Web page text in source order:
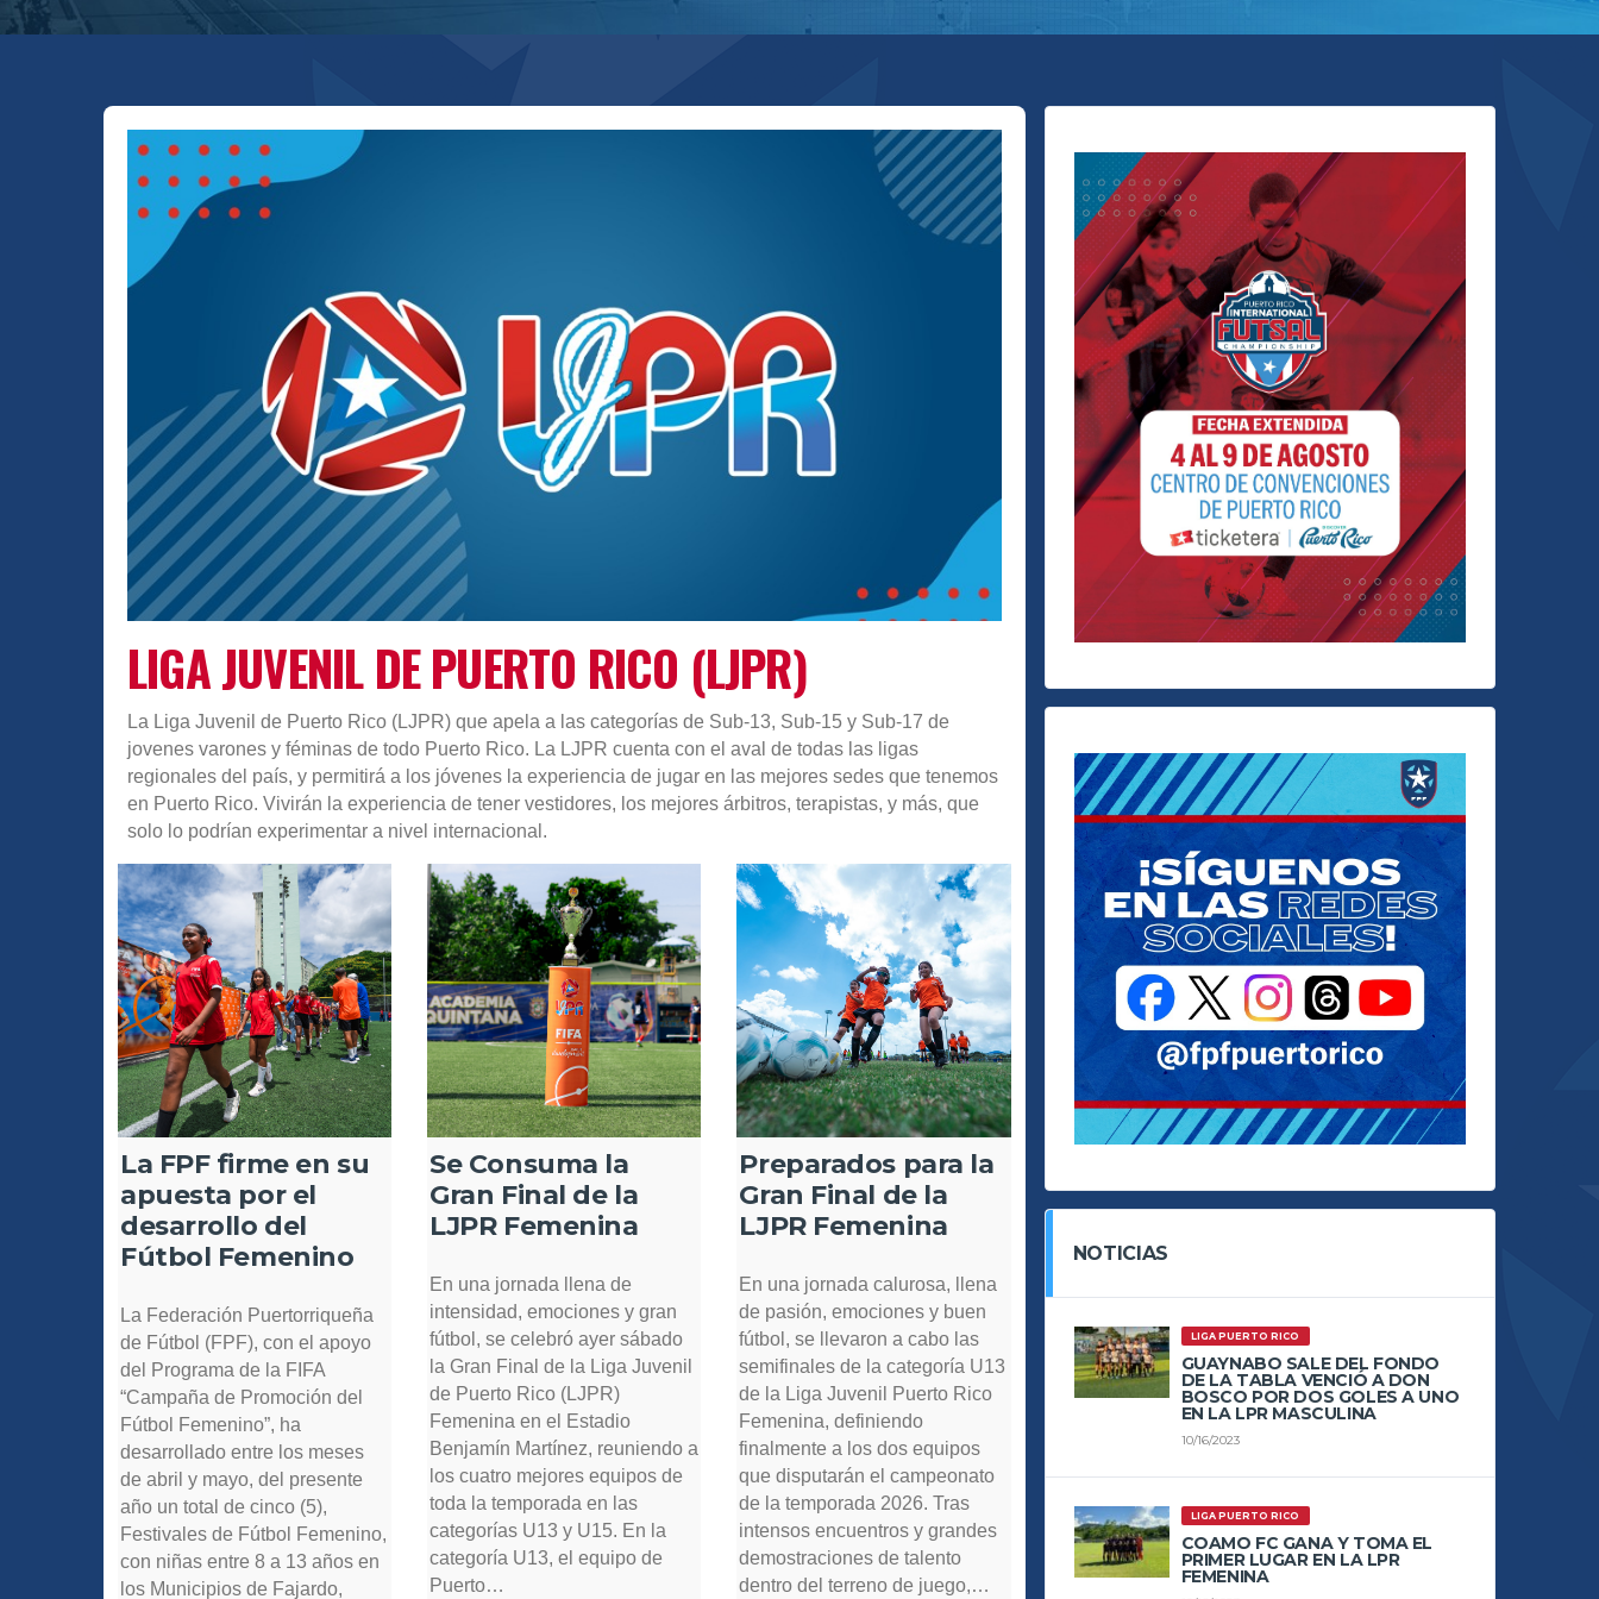
LIGA JUVENIL DE PUERTO RICO (LJPR)
La Liga Juvenil de Puerto Rico (LJPR) que apela a las categorías de Sub-13, Sub-15 y Sub-17 de
jovenes varones y féminas de todo Puerto Rico. La LJPR cuenta con el aval de todas las ligas
regionales del país, y permitirá a los jóvenes la experiencia de jugar en las mejores sedes que tenemos
en Puerto Rico. Vivirán la experiencia de tener vestidores, los mejores árbitros, terapistas, y más, que
solo lo podrían experimentar a nivel internacional.
La FPF firme en su
apuesta por el
desarrollo del
Fútbol Femenino
La Federación Puertorriqueña
de Fútbol (FPF), con el apoyo
del Programa de la FIFA
“Campaña de Promoción del
Fútbol Femenino”, ha
desarrollado entre los meses
de abril y mayo, del presente
año un total de cinco (5),
Festivales de Fútbol Femenino,
con niñas entre 8 a 13 años en
los Municipios de Fajardo,
Se Consuma la
Gran Final de la
LJPR Femenina
En una jornada llena de
intensidad, emociones y gran
fútbol, se celebró ayer sábado
la Gran Final de la Liga Juvenil
de Puerto Rico (LJPR)
Femenina en el Estadio
Benjamín Martínez, reuniendo a
los cuatro mejores equipos de
toda la temporada en las
categorías U13 y U15. En la
categoría U13, el equipo de
Puerto…
Preparados para la
Gran Final de la
LJPR Femenina
En una jornada calurosa, llena
de pasión, emociones y buen
fútbol, se llevaron a cabo las
semifinales de la categoría U13
de la Liga Juvenil Puerto Rico
Femenina, definiendo
finalmente a los dos equipos
que disputarán el campeonato
de la temporada 2026. Tras
intensos encuentros y grandes
demostraciones de talento
dentro del terreno de juego,…
NOTICIAS
LIGA PUERTO RICO
GUAYNABO SALE DEL FONDO
DE LA TABLA VENCIÓ A DON
BOSCO POR DOS GOLES A UNO
EN LA LPR MASCULINA
10/16/2023
LIGA PUERTO RICO
COAMO FC GANA Y TOMA EL
PRIMER LUGAR EN LA LPR
FEMENINA